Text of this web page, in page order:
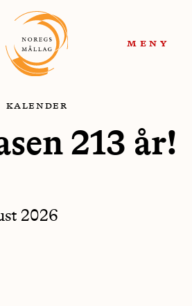
meny
kalender
213 år!
2026